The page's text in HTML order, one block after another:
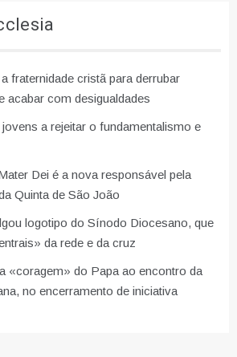
fraternidade cristã para derrubar
acabar com desigualdades
a rejeitar o fundamentalismo e
Dei é a nova responsável pela
Quinta de São João
logotipo do Sínodo Diocesano, que
da rede e da cruz
«coragem» do Papa ao encontro da
no encerramento de iniciativa